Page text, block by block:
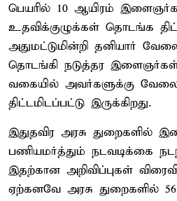
பெயரில் 10 ஆயிரம்
உதவிக்குழுக்கள் தொடங்க
அதுமட்டுமின்றி தனியார்
தொடங்கி நடுத்தர
வகையில் அவர்களுக்கு
திட்டமிடப்பட்டு இருக்கிறது.
இதுதவிர அரசு துறைகளில்
பணியமர்த்தும் நடவடிக்கை
இதற்கான அறிவிப்புகள்
ஏற்கனவே அரசு துறைகளில்